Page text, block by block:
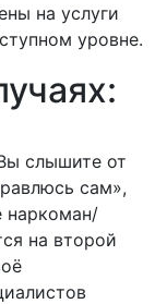
на услуги
уровне.
слышите от
сам»,
наркоман/
на второй